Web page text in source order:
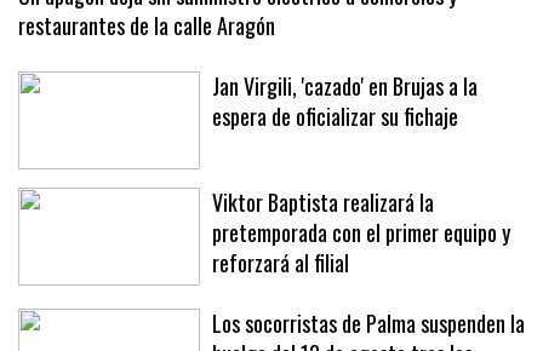
Un apagón deja sin suministro eléctrico a comercios y
restaurantes de la calle Aragón
Jan Virgili, 'cazado' en Brujas a la
Viktor Baptista realizará la
pretemporada con el primer equipo y
reforzará al filial